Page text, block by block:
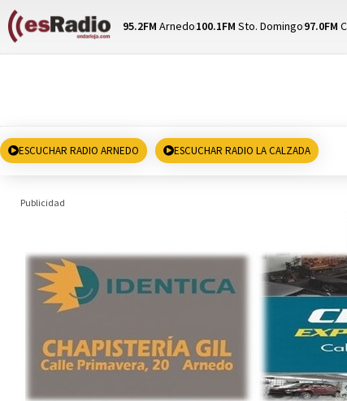
95.2FM Arnedo100.1FM Sto. Domingo97.0FM
ESCUCHAR RADIO ARNEDO ESCUCHAR RADIO LA CALZADA
Publicidad